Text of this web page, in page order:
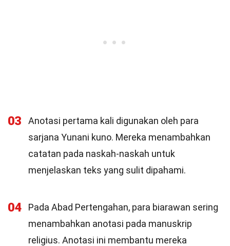
03
Anotasi pertama kali digunakan oleh para
sarjana Yunani kuno. Mereka menambahkan
catatan pada naskah-naskah untuk
menjelaskan teks yang sulit dipahami.
04
Pada Abad Pertengahan, para biarawan sering
menambahkan anotasi pada manuskrip
religius. Anotasi ini membantu mereka